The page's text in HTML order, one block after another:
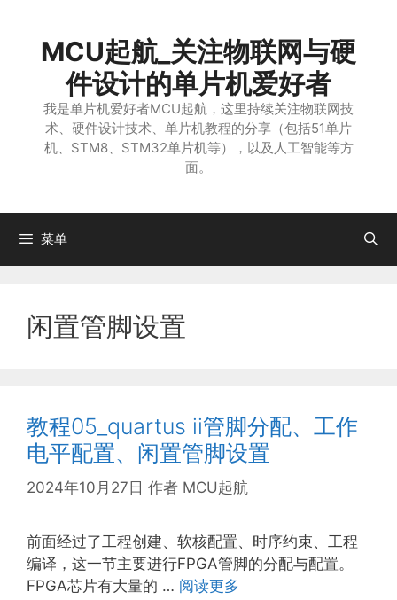
MCU起航_关注物联网与硬
件设计的单片机爱好者
我是单片机爱好者MCU起航，这里持续关注物联网技
术、硬件设计技术、单片机教程的分享（包括51单片
机、STM8、STM32单片机等），以及人工智能等方
面。
菜单
闲置管脚设置
教程05_quartus ii管脚分配、工作
电平配置、闲置管脚设置
2024年10月27日 作者 MCU起航
前面经过了工程创建、软核配置、时序约束、工程
编译，这一节主要进行FPGA管脚的分配与配置。
FPGA芯片有大量的 … 阅读更多